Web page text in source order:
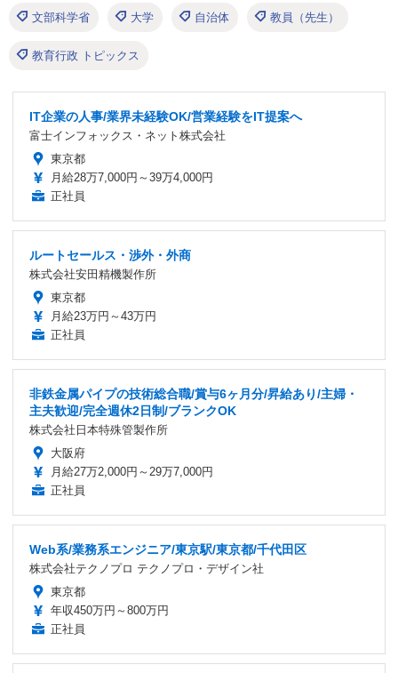
文部科学省 大学 自治体 教員（先生）
教育行政 トピックス
IT企業の人事/業界未経験OK/営業経験をIT提案へ
富士インフォックス・ネット株式会社
東京都
月給28万7,000円～39万4,000円
正社員
ルートセールス・渉外・外商
株式会社安田精機製作所
東京都
月給23万円～43万円
正社員
非鉄金属パイプの技術総合職/賞与6ヶ月分/昇給あり/主婦・
主夫歓迎/完全週休2日制/ブランクOK
株式会社日本特殊管製作所
大阪府
月給27万2,000円～29万7,000円
正社員
Web系/業務系エンジニア/東京駅/東京都/千代田区
株式会社テクノプロ テクノプロ・デザイン社
東京都
年収450万円～800万円
正社員